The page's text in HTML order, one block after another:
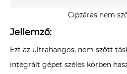
Cipzáras nem
Jellemző:
Ezt az ultrahangos, nem szőtt
integrált gépet széles körben